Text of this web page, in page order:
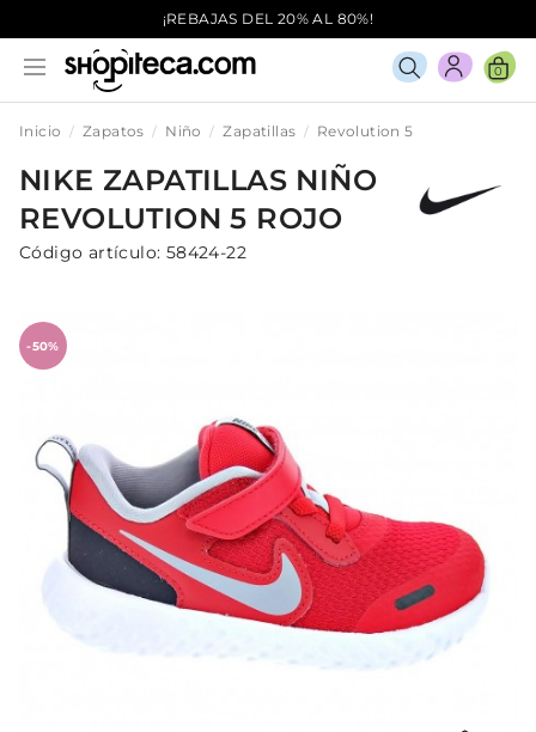
¡REBAJAS DEL 20% AL 80%!
0
Inicio Zapatos Niño Zapatillas Revolution 5
NIKE ZAPATILLAS NIÑO
REVOLUTION 5 ROJO
Código artículo: 58424-22
-50%